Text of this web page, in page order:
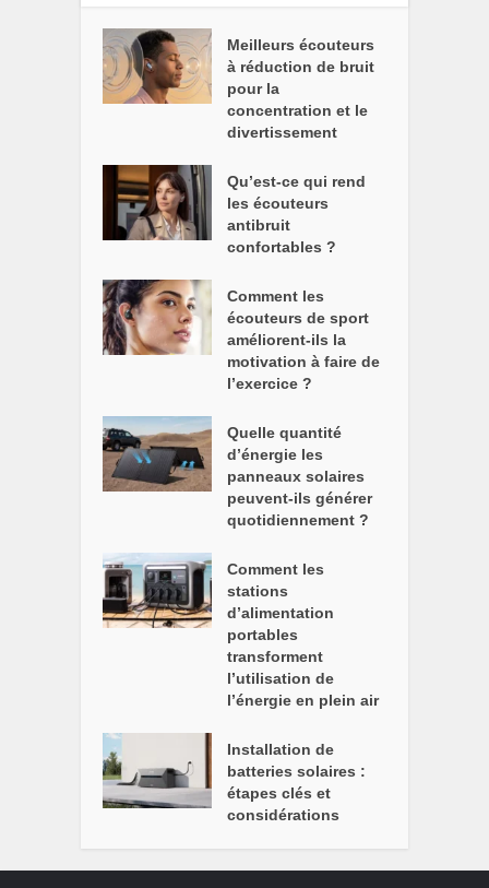
Meilleurs écouteurs
à réduction de bruit
pour la
concentration et le
divertissement
Qu’est-ce qui rend
les écouteurs
antibruit
confortables ?
Comment les
écouteurs de sport
améliorent-ils la
motivation à faire de
l’exercice ?
Quelle quantité
d’énergie les
panneaux solaires
peuvent-ils générer
quotidiennement ?
Comment les
stations
d’alimentation
portables
transforment
l’utilisation de
l’énergie en plein air
Installation de
batteries solaires :
étapes clés et
considérations